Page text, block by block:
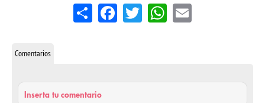
Share FacebookTwitterWhatsApp
Email
Comentarios
Inserta tu comentario